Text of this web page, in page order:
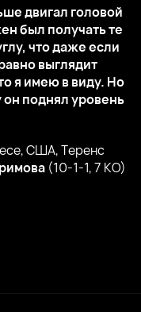
двигал головой
был получать те
что даже если
выглядит
я имею в виду. Но
он поднял уровень
США, Теренс
(10-1-1, 7 КО)